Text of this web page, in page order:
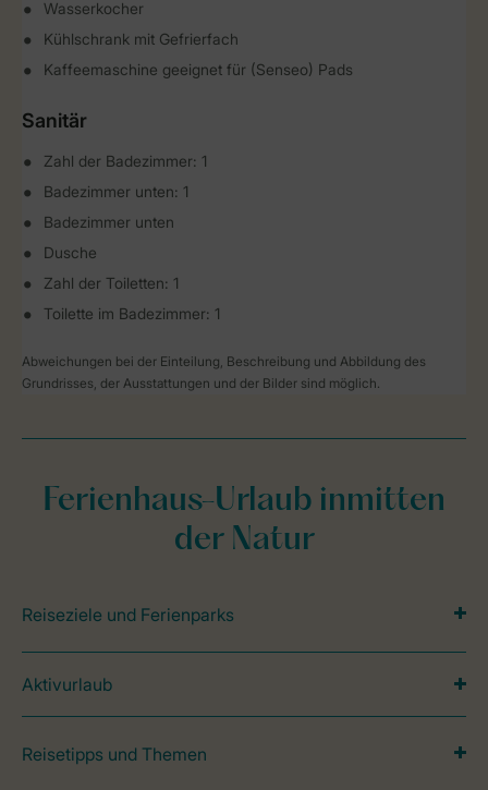
Wasserkocher
Kühlschrank mit Gefrierfach
Kaffeemaschine geeignet für (Senseo) Pads
Sanitär
Zahl der Badezimmer: 1
Badezimmer unten: 1
Badezimmer unten
Dusche
Zahl der Toiletten: 1
Toilette im Badezimmer: 1
Abweichungen bei der Einteilung, Beschreibung und Abbildung des
Grundrisses, der Ausstattungen und der Bilder sind möglich.
Ferienhaus-Urlaub inmitten
der Natur
Reiseziele und Ferienparks
Aktivurlaub
Reisetipps und Themen